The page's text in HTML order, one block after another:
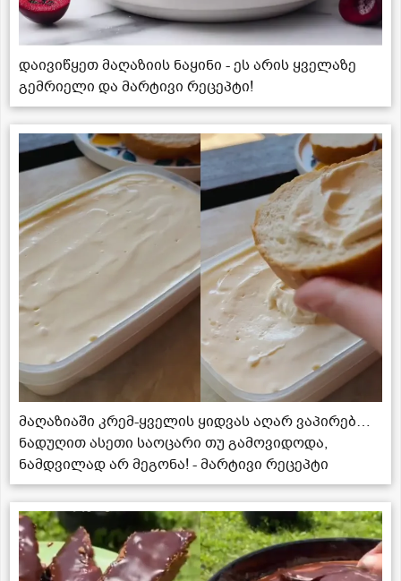
დაივიწყეთ მაღაზიის ნაყინი - ეს არის ყველაზე
გემრიელი და მარტივი რეცეპტი!
მაღაზიაში კრემ-ყველის ყიდვას აღარ ვაპირებ…
ნადუღით ასეთი საოცარი თუ გამოვიდოდა,
ნამდვილად არ მეგონა! - მარტივი რეცეპტი